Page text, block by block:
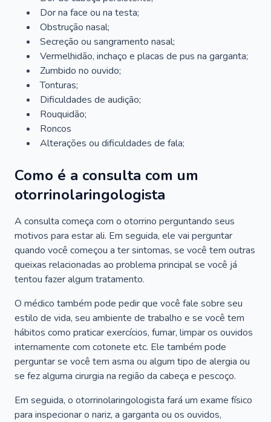
Dor na face ou na testa;
Obstrução nasal;
Secreção ou sangramento nasal;
Vermelhidão, inchaço e placas de pus na garganta;
Zumbido no ouvido;
Tonturas;
Dificuldades de audição;
Rouquidão;
Roncos
Alterações ou dificuldades de fala;
Como é a consulta com um
otorrinolaringologista
A consulta começa com o otorrino perguntando seus
motivos para estar ali. Em seguida, ele vai perguntar
quando você começou a ter sintomas, se você tem outras
queixas relacionadas ao problema principal se você já
tentou fazer algum tratamento.
O médico também pode pedir que você fale sobre seu
estilo de vida, seu ambiente de trabalho e se você tem
hábitos como praticar exercícios, fumar, limpar os ouvidos
internamente com cotonete etc. Ele também pode
perguntar se você tem asma ou algum tipo de alergia ou
se fez alguma cirurgia na região da cabeça e pescoço.
Em seguida, o otorrinolaringologista fará um exame físico
para inspecionar o nariz, a garganta ou os ouvidos,